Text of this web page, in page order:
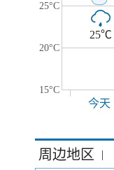
25°C
20°C
15°C
25℃
今天
周边地区 |